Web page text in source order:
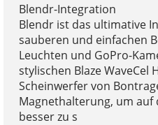
Blendr-Integration
Blendr ist das ultimative
sauberen und einfachen
Leuchten und GoPro-
stylischen Blaze WaveCel
Scheinwerfer von
Magnethalterung, um auf
besser zu s